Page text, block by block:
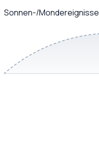
Sonnen-/Mondereignisse